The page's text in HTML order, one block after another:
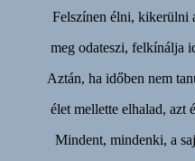
Felszínen élni, kikerülni
meg odateszi, felkínálja
Aztán, ha időben nem
élet mellette elhalad, azt
Mindent, mindenki, a